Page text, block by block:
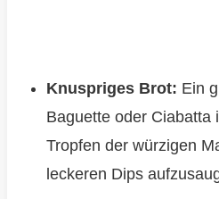
Knuspriges Brot: Ein
Baguette oder Ciabatta
Tropfen der würzigen
leckeren Dips